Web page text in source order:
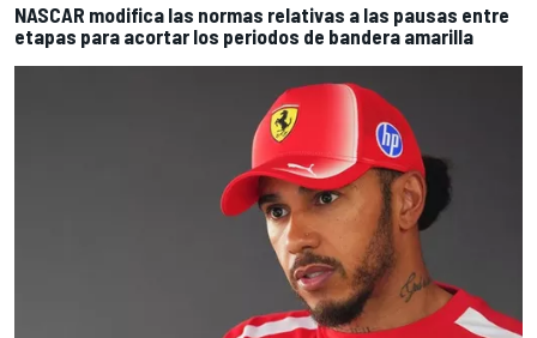
NASCAR modifica las normas relativas a las pausas entre
etapas para acortar los periodos de bandera amarilla